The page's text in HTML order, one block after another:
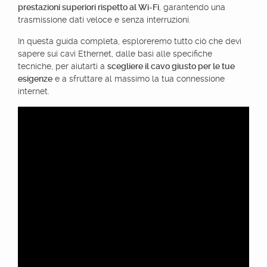
prestazioni superiori rispetto al Wi-Fi , garantendo una
trasmissione dati veloce e senza interruzioni.
In questa guida completa, esploreremo tutto ciò che devi
sapere sui cavi Ethernet, dalle basi alle specifiche
tecniche, per aiutarti a scegliere il cavo giusto per le tue
esigenze e a sfruttare al massimo la tua connessione
internet.